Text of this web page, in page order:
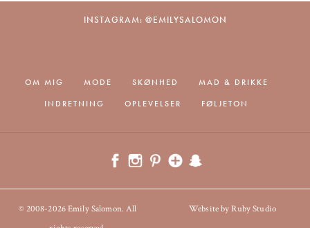
INSTAGRAM: @EMILYSALOMON
OM MIG MODE SKØNHED
MAD & DRIKKE
INDRETNING
OPLEVELSER FØLJETON
© 2008-2026 Emily Salomon. All
Website by Ruby Studio